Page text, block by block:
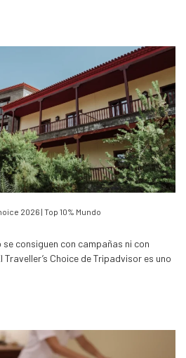
2026 | Top 10% Mundo
consiguen con campañas ni con
Choice de Tripadvisor es uno